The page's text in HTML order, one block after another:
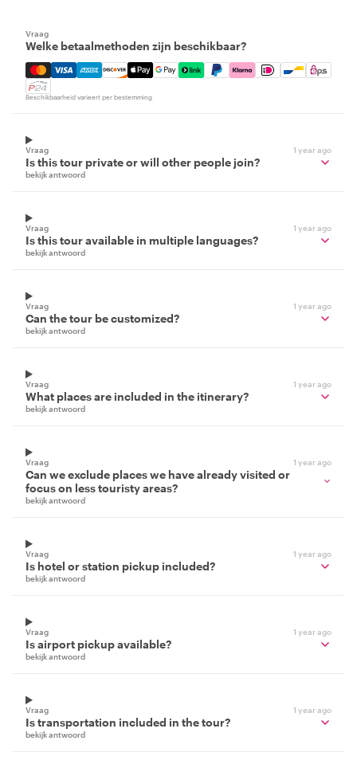
Vraag
Welke betaalmethoden zijn beschikbaar?
Mastercard, Visa, Amex, Discover, Apple Pay, Google
Beschikbaarheid varieert per bestemming
Vraag 1 year ago
Is this tour private or will other people join?
bekijk antwoord
Vraag 1 year ago
Is this tour available in multiple languages?
bekijk antwoord
Vraag 1 year ago
Can the tour be customized?
bekijk antwoord
Vraag 1 year ago
What places are included in the itinerary?
bekijk antwoord
Vraag 1 year ago
Can we exclude places we have already visited or
focus on less touristy areas?
bekijk antwoord
Vraag 1 year ago
Is hotel or station pickup included?
bekijk antwoord
Vraag 1 year ago
Is airport pickup available?
bekijk antwoord
Vraag 1 year ago
Is transportation included in the tour?
bekijk antwoord